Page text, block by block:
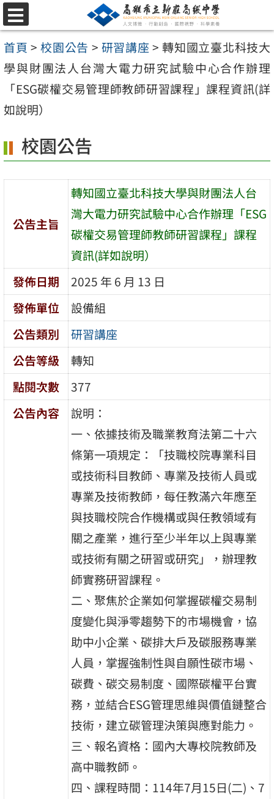
跳
至
主
要
容
選
單
首頁 > 校園公告 > 研習講座 > 轉知國立臺北科技大
學與財團法人台灣大電力研究試驗中心合作辦理
「ESG碳權交易管理師教師研習課程」課程資訊(詳
如說明）
校園公告
公告主旨
轉知國立臺北科技大學與財團法人台
灣大電力研究試驗中心合作辦理「ESG
碳權交易管理師教師研習課程」課程
資訊(詳如說明）
發佈日期
2025 年 6 月 13 日
發佈單位
設備組
公告類別
研習講座
公告等級
轉知
點閱次數
377
公告內容
說明：
一、依據技術及職業教育法第二十六
條第一項規定：「技職校院專業科目
或技術科目教師、專業及技術人員或
專業及技術教師，每任教滿六年應至
與技職校院合作機構或與任教領域有
關之產業，進行至少半年以上與專業
或技術有關之研習或研究」，辦理教
師實務研習課程。
二、聚焦於企業如何掌握碳權交易制
度變化與淨零趨勢下的市場機會，協
助中小企業、碳排大戶及碳服務專業
人員，掌握強制性與自願性碳市場、
碳費、碳交易制度、國際碳權平台實
務，並結合ESG管理思維與價值鏈整合
技術，建立碳管理決策與應對能力。
三、報名資格：國內大專校院教師及
高中職教師。
四、課程時間：114年7月15日(二)、7